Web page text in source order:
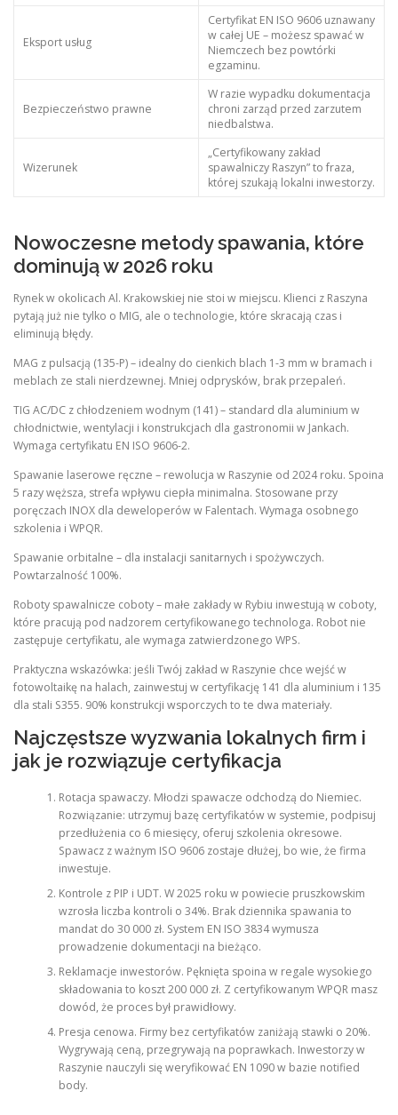
Eksport usług
Certyfikat EN ISO 9606 uznawany
w całej UE – możesz spawać w
Niemczech bez powtórki
egzaminu.
Bezpieczeństwo prawne
W razie wypadku dokumentacja
chroni zarząd przed zarzutem
niedbalstwa.
Wizerunek
„Certyfikowany zakład
spawalniczy Raszyn” to fraza,
której szukają lokalni inwestorzy.
Nowoczesne metody spawania, które
dominują w 2026 roku
Rynek w okolicach Al. Krakowskiej nie stoi w miejscu. Klienci z Raszyna
pytają już nie tylko o MIG, ale o technologie, które skracają czas i
eliminują błędy.
MAG z pulsacją (135-P) – idealny do cienkich blach 1-3 mm w bramach i
meblach ze stali nierdzewnej. Mniej odprysków, brak przepaleń.
TIG AC/DC z chłodzeniem wodnym (141) – standard dla aluminium w
chłodnictwie, wentylacji i konstrukcjach dla gastronomii w Jankach.
Wymaga certyfikatu EN ISO 9606-2.
Spawanie laserowe ręczne – rewolucja w Raszynie od 2024 roku. Spoina
5 razy węższa, strefa wpływu ciepła minimalna. Stosowane przy
poręczach INOX dla deweloperów w Falentach. Wymaga osobnego
szkolenia i WPQR.
Spawanie orbitalne – dla instalacji sanitarnych i spożywczych.
Powtarzalność 100%.
Roboty spawalnicze coboty – małe zakłady w Rybiu inwestują w coboty,
które pracują pod nadzorem certyfikowanego technologa. Robot nie
zastępuje certyfikatu, ale wymaga zatwierdzonego WPS.
Praktyczna wskazówka: jeśli Twój zakład w Raszynie chce wejść w
fotowoltaikę na halach, zainwestuj w certyfikację 141 dla aluminium i 135
dla stali S355. 90% konstrukcji wsporczych to te dwa materiały.
Najczęstsze wyzwania lokalnych firm i
jak je rozwiązuje certyfikacja
Rotacja spawaczy. Młodzi spawacze odchodzą do Niemiec.
Rozwiązanie: utrzymuj bazę certyfikatów w systemie, podpisuj
przedłużenia co 6 miesięcy, oferuj szkolenia okresowe.
Spawacz z ważnym ISO 9606 zostaje dłużej, bo wie, że firma
inwestuje.
Kontrole z PIP i UDT. W 2025 roku w powiecie pruszkowskim
wzrosła liczba kontroli o 34%. Brak dziennika spawania to
mandat do 30 000 zł. System EN ISO 3834 wymusza
prowadzenie dokumentacji na bieżąco.
Reklamacje inwestorów. Pęknięta spoina w regale wysokiego
składowania to koszt 200 000 zł. Z certyfikowanym WPQR masz
dowód, że proces był prawidłowy.
Presja cenowa. Firmy bez certyfikatów zaniżają stawki o 20%.
Wygrywają ceną, przegrywają na poprawkach. Inwestorzy w
Raszynie nauczyli się weryfikować EN 1090 w bazie notified
body.